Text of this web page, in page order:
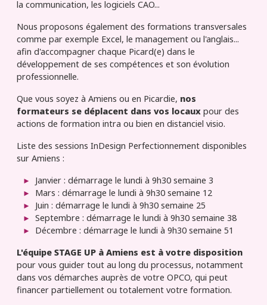
la communication, les logiciels CAO...
Nous proposons également des formations transversales
comme par exemple Excel, le management ou l'anglais...
afin d'accompagner chaque Picard(e) dans le
développement de ses compétences et son évolution
professionnelle.
Que vous soyez à Amiens ou en Picardie, nos
formateurs se déplacent dans vos locaux pour des
actions de formation intra ou bien en distanciel visio.
Liste des sessions InDesign Perfectionnement disponibles
sur Amiens :
Janvier : démarrage le lundi à 9h30 semaine 3
Mars : démarrage le lundi à 9h30 semaine 12
Juin : démarrage le lundi à 9h30 semaine 25
Septembre : démarrage le lundi à 9h30 semaine 38
Décembre : démarrage le lundi à 9h30 semaine 51
L'équipe STAGE UP à Amiens est à votre disposition
pour vous guider tout au long du processus, notamment
dans vos démarches auprès de votre OPCO, qui peut
financer partiellement ou totalement votre formation.